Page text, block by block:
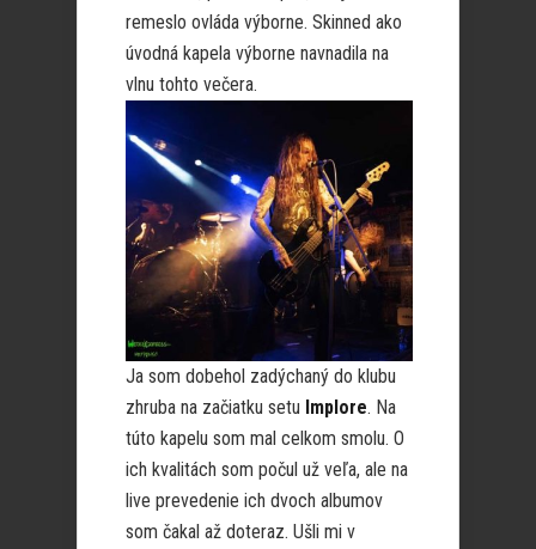
remeslo ovláda výborne. Skinned ako
úvodná kapela výborne navnadila na
vlnu tohto večera.
Ja som dobehol zadýchaný do klubu
zhruba na začiatku setu Implore. Na
túto kapelu som mal celkom smolu. O
ich kvalitách som počul už veľa, ale na
live prevedenie ich dvoch albumov
som čakal až doteraz. Ušli mi v